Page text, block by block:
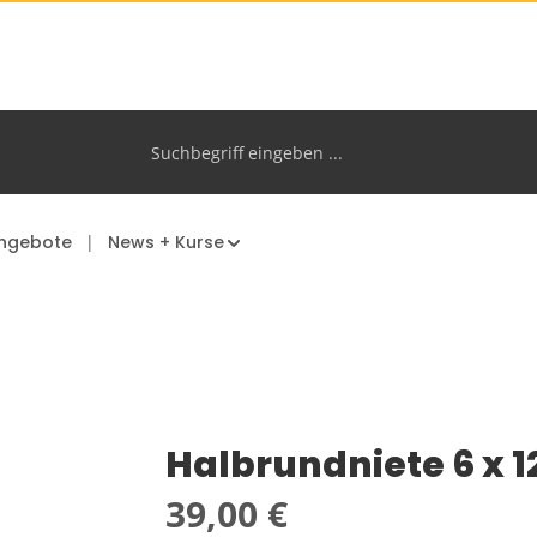
News + Kurse
Halbrundniete 6 x
Regulärer Preis:
39,00 €